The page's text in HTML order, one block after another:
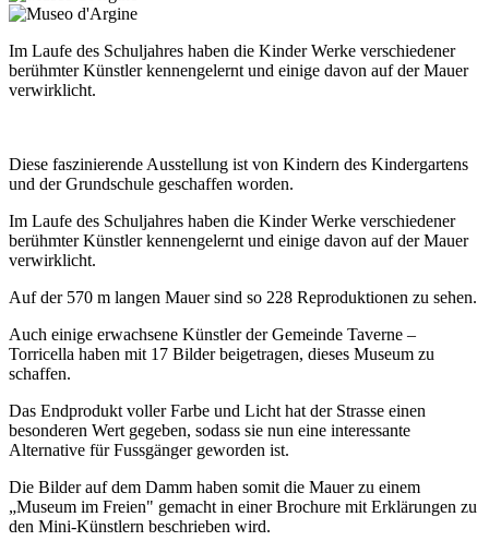
Im Laufe des Schuljahres haben die Kinder Werke verschiedener
berühmter Künstler kennengelernt und einige davon auf der Mauer
verwirklicht.
Diese faszinierende Ausstellung ist von Kindern des Kindergartens
und der Grundschule geschaffen worden.
Im Laufe des Schuljahres haben die Kinder Werke verschiedener
berühmter Künstler kennengelernt und einige davon auf der Mauer
verwirklicht.
Auf der 570 m langen Mauer sind so 228 Reproduktionen zu sehen.
Auch einige erwachsene Künstler der Gemeinde Taverne –
Torricella haben mit 17 Bilder beigetragen, dieses Museum zu
schaffen.
Das Endprodukt voller Farbe und Licht hat der Strasse einen
besonderen Wert gegeben, sodass sie nun eine interessante
Alternative für Fussgänger geworden ist.
Die Bilder auf dem Damm haben somit die Mauer zu einem
„Museum im Freien" gemacht in einer Brochure mit Erklärungen zu
den Mini-Künstlern beschrieben wird.